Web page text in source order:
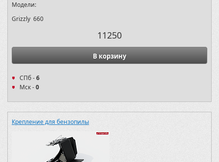
Модели:
Grizzly 660
11250
В корзину
СПб -6
Мск -0
Крепление для бензопилы